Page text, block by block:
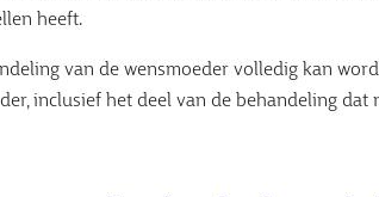
heeft.
van de wensmoeder volledig kan
inclusief het deel van de behandeling dat